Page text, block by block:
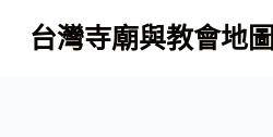
跳
至
台灣寺廟與教會地圖